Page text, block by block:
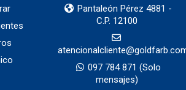
Pantaleón Pérez 4881 -
C.P. 12100
097 784 871 (Solo
mensajes)